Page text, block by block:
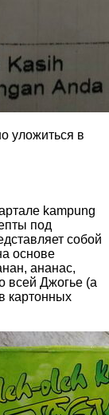
уложиться в
kampung
под
собой
основе
ананас,
всей Джогье (а
картонных